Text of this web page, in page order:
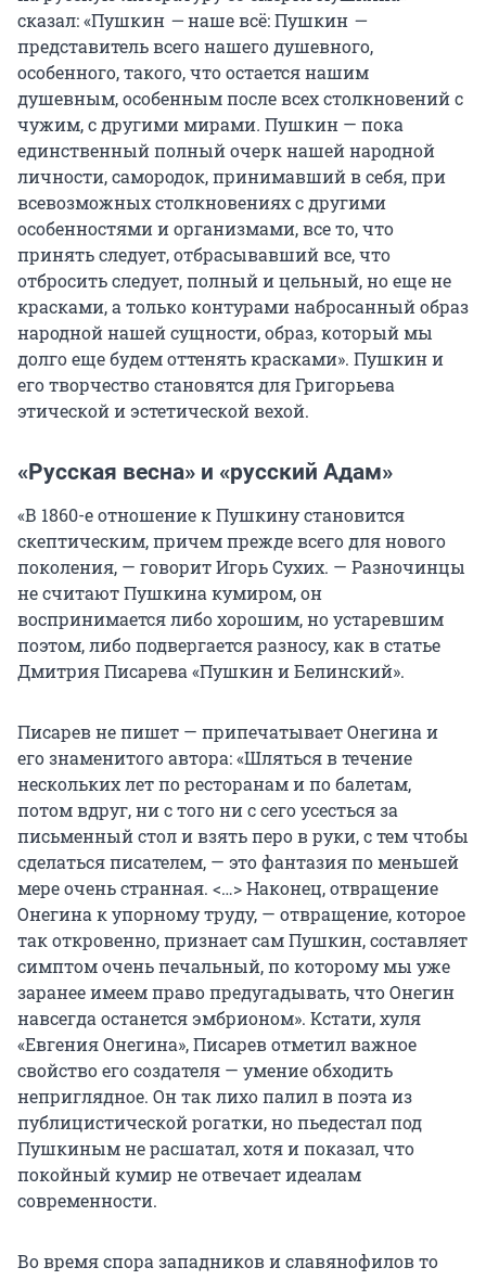
сказал: «Пушкин —наше всё: Пушкин —
представитель всего нашего душевного,
особенного, такого, что остается нашим
душевным, особенным после всех столкновений с
чужим, с другими мирами. Пушкин — пока
единственный полный очерк нашей народной
личности, самородок, принимавший в себя, при
всевозможных столкновениях с другими
особенностями и организмами, все то, что
принять следует, отбрасывавший все, что
отбросить следует, полный и цельный, но еще не
красками, а только контурами набросанный образ
народной нашей сущности, образ, который мы
долго еще будем оттенять красками». Пушкин и
его творчество становятся для Григорьева
этической и эстетической вехой.
«Русская весна» и «русский Адам»
«В 1860-е отношение к Пушкину становится
скептическим, причем прежде всего для нового
поколения, — говорит Игорь Сухих. — Разночинцы
не считают Пушкина кумиром, он
воспринимается либо хорошим, но устаревшим
поэтом, либо подвергается разносу, как в статье
Дмитрия Писарева «Пушкин и Белинский».
Писарев не пишет — припечатывает Онегина и
его знаменитого автора: «Шляться в течение
нескольких лет по ресторанам и по балетам,
потом вдруг, ни с того ни с сего усесться за
письменный стол и взять перо в руки, с тем чтобы
сделаться писателем, — это фантазия по меньшей
мере очень странная. <…> Наконец, отвращение
Онегина к упорному труду, — отвращение, которое
так откровенно, признает сам Пушкин, составляет
симптом очень печальный, по которому мы уже
заранее имеем право предугадывать, что Онегин
навсегда останется эмбрионом». Кстати, хуля
«Евгения Онегина», Писарев отметил важное
свойство его создателя — умение обходить
неприглядное. Он так лихо палил в поэта из
публицистической рогатки, но пьедестал под
Пушкиным не расшатал, хотя и показал, что
покойный кумир не отвечает идеалам
современности.
Во время спора западников и славянофилов то